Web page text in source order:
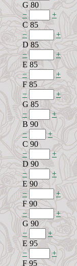
G 80
−
+
C 85
−
+
D 85
−
+
E 85
−
+
F 85
−
+
G 85
−
+
B 90
−
+
C 90
−
+
D 90
−
+
E 90
−
+
F 90
−
+
G 90
−
+
E 95
−
+
F 95